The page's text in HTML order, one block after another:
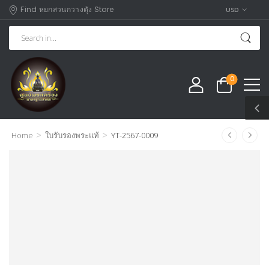
Find หยกสวนกวางตุัง Store USD
0
Home > ใบรับรองพระแท้ > YT-2567-0009